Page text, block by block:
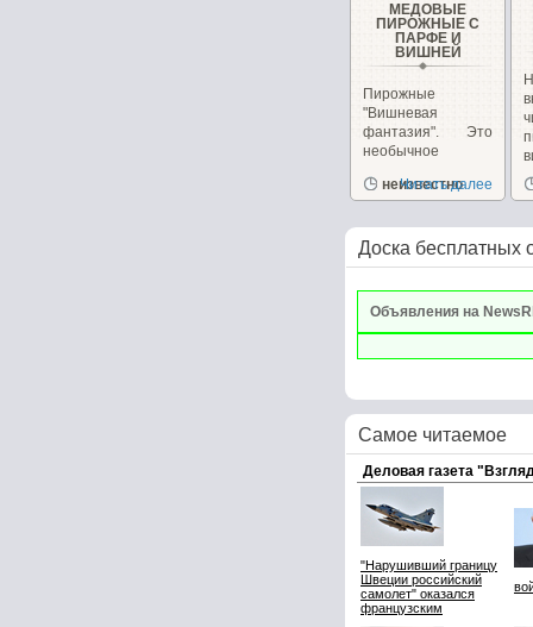
МЕДОВЫЕ
ПИРОЖНЫЕ С
ПАРФЕ И
ВИШНЕЙ
Пирожные
"Вишневая
фантазия". Это
необычное
сочетает в себе,...
неизвестно
Читать далее
Доска бесплатных
Объявления на
Самое читаемое